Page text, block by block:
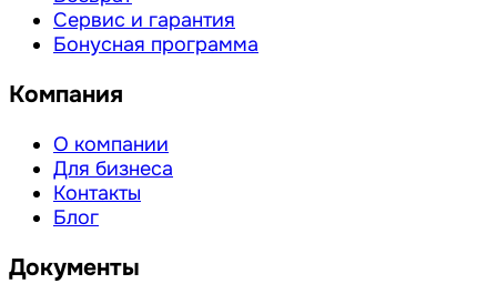
Сервис и гарантия
Бонусная программа
Компания
О компании
Для бизнеса
Контакты
Блог
Документы